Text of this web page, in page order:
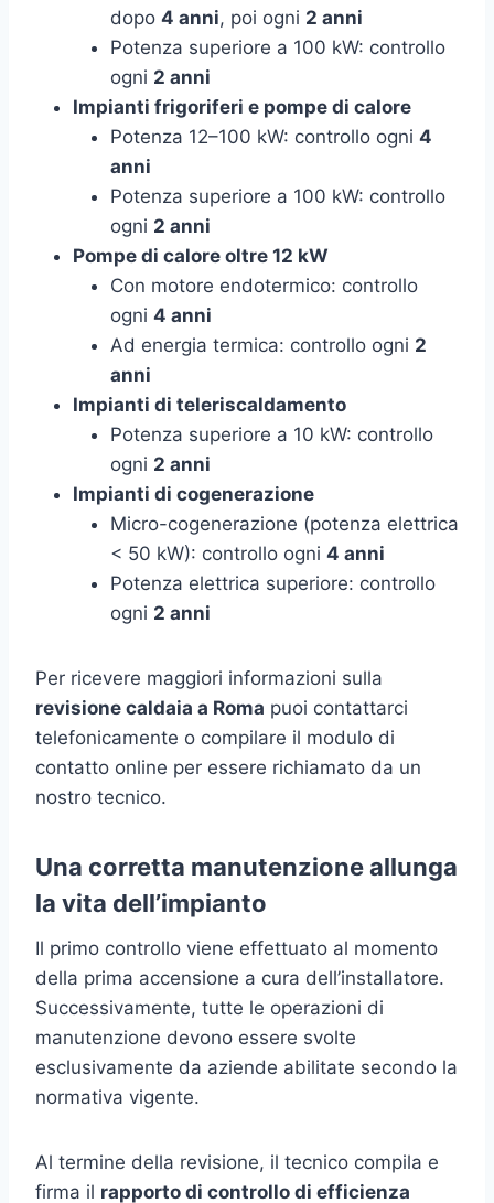
dopo 4 anni, poi ogni 2 anni
Potenza superiore a 100 kW: controllo
ogni 2 anni
Impianti frigoriferi e pompe di calore
Potenza 12–100 kW: controllo ogni 4
anni
Potenza superiore a 100 kW: controllo
ogni 2 anni
Pompe di calore oltre 12 kW
Con motore endotermico: controllo
ogni 4 anni
Ad energia termica: controllo ogni 2
anni
Impianti di teleriscaldamento
Potenza superiore a 10 kW: controllo
ogni 2 anni
Impianti di cogenerazione
Micro-cogenerazione (potenza elettrica
< 50 kW): controllo ogni 4 anni
Potenza elettrica superiore: controllo
ogni 2 anni
Per ricevere maggiori informazioni sulla
revisione caldaia a Roma puoi contattarci
telefonicamente o compilare il modulo di
contatto online per essere richiamato da un
nostro tecnico.
Una corretta manutenzione allunga
la vita dell’impianto
Il primo controllo viene effettuato al momento
della prima accensione a cura dell’installatore.
Successivamente, tutte le operazioni di
manutenzione devono essere svolte
esclusivamente da aziende abilitate secondo la
normativa vigente.
Al termine della revisione, il tecnico compila e
firma il rapporto di controllo di efficienza